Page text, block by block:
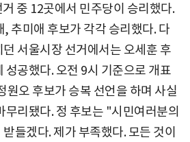
중 12곳에서 민주당이 승리했다.
추미애 후보가 각각 승리했다. 다
서울시장 선거에서는 오세훈 후
성공했다. 오전 9시 기준으로 개표
원오 후보가 승복 선언을 하며 사실
무리됐다. 정 후보는 "시민여러분의
들겠다. 제가 부족했다. 모든 것이